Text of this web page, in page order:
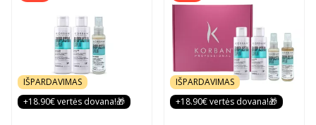
IŠPARDAVIMAS
+18.90€ vertės dovana!🎁
IŠPARDAVIMAS
+18.90€ vertės dovana!🎁